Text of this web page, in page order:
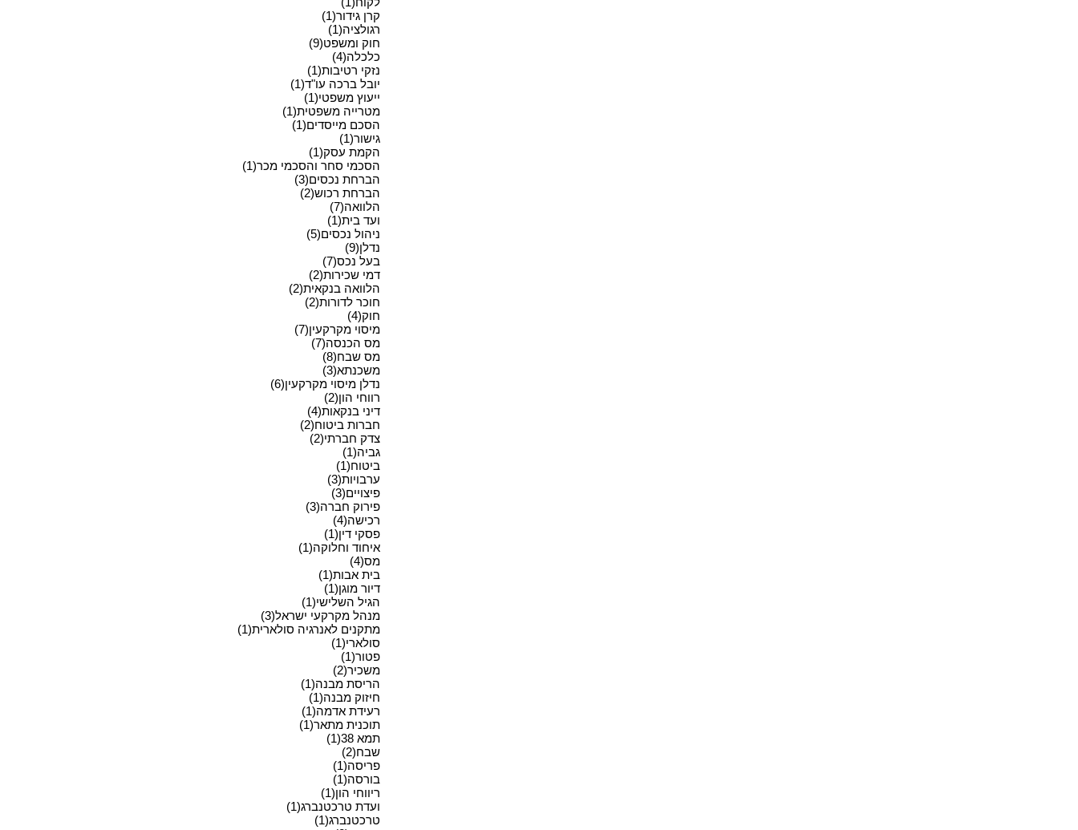
קרן גידור(1)
רגולציה(1)
חוק ומשפט(9)
כלכלה(4)
נזקי רטיבות(1)
יובל ברכה עו"ד(1)
ייעוץ משפטי(1)
מטרייה משפטית(1)
הסכם מייסדים(1)
גישור(1)
הקמת עסק(1)
הסכמי סחר והסכמי מכר(1)
הברחת נכסים(3)
הברחת רכוש(2)
הלוואה(7)
ועד בית(1)
ניהול נכסים(5)
נדלן(9)
בעל נכס(7)
דמי שכירות(2)
הלוואה בנקאית(2)
חוכר לדורות(2)
חוק(4)
מיסוי מקרקעין(7)
מס הכנסה(7)
מס שבח(8)
משכנתא(3)
נדלן מיסוי מקרקעין(6)
רווחי הון(2)
דיני בנקאות(4)
חברות ביטוח(2)
צדק חברתי(2)
גביה(1)
ביטוח(1)
ערבויות(3)
פיצויים(3)
פירוק חברה(3)
רכישה(4)
פסקי דין(1)
איחוד וחלוקה(1)
מס(4)
בית אבות(1)
דיור מוגן(1)
הגיל השלישי(1)
מנהל מקרקעי ישראל(3)
מתקנים לאנרגיה סולארית(1)
סולארי(1)
פטור(1)
משכיר(2)
הריסת מבנה(1)
חיזוק מבנה(1)
רעידת אדמה(1)
תוכנית מתאר(1)
תמא 38(1)
שבח(2)
פריסה(1)
בורסה(1)
ריווחי הון(1)
ועדת טרכטנברג(1)
טרכטנברג(1)